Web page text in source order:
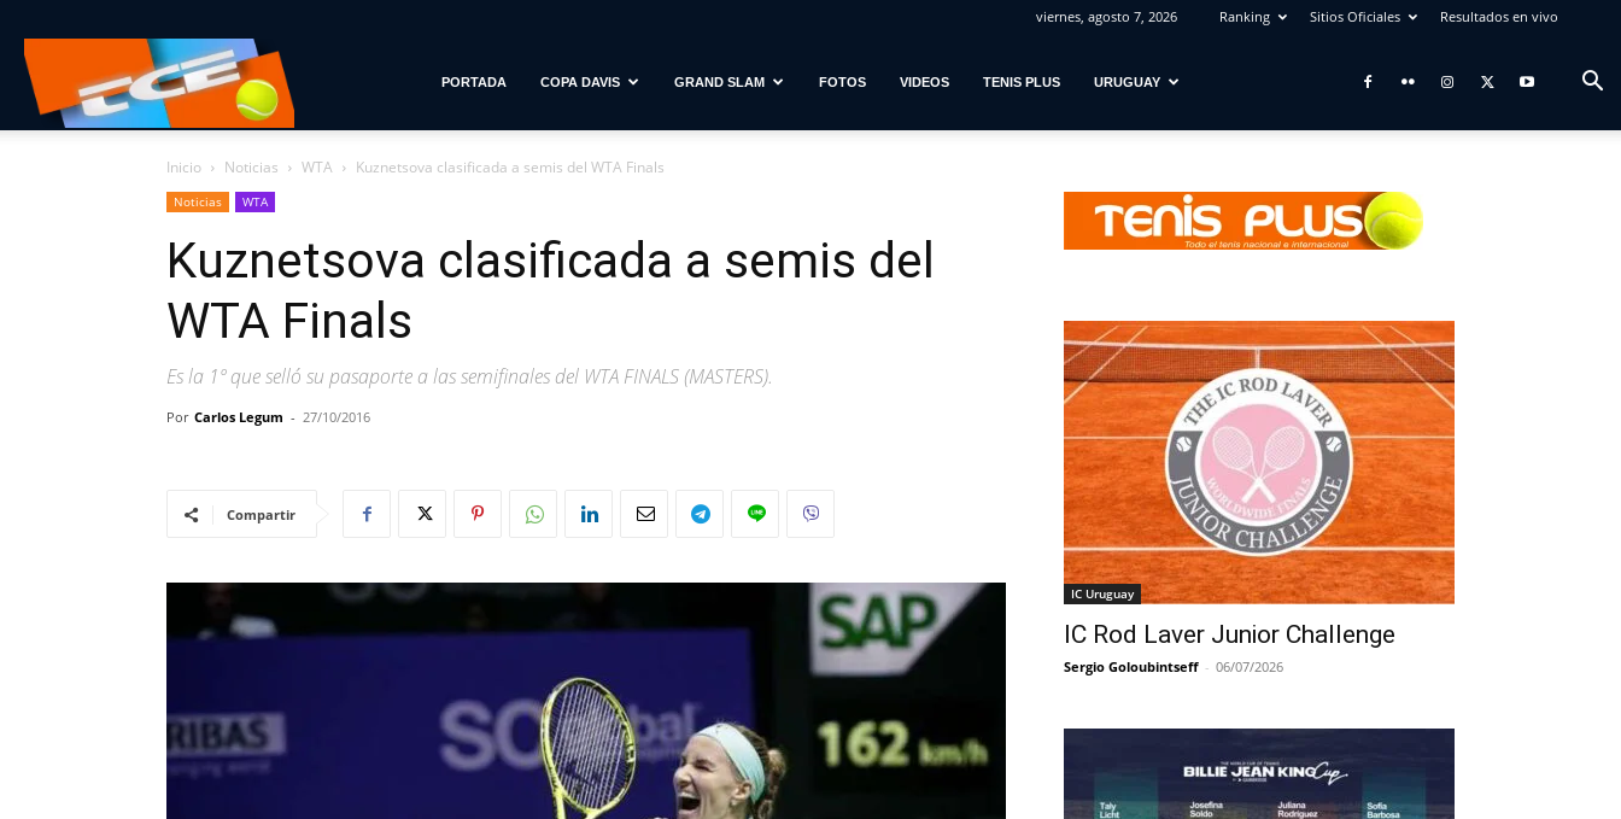
viernes, agosto 7, 2026 Ranking Sitios Oficiales Resultados en vivo
con
Estilo
PORTADA COPA DAVIS GRAND SLAM FOTOS VIDEOS TENIS PLUS URUGUAY
Inicio Noticias WTA Kuznetsova clasificada a semis del WTA Finals
Noticias WTA
Kuznetsova clasificada a semis del
WTA Finals
Es la 1º que selló su pasaporte a las semifinales del WTA FINALS (MASTERS).
Por Carlos Legum - 27/10/2016
Compartir
IC Uruguay
IC Rod Laver Junior Challenge
Sergio Goloubintseff - 06/07/2026